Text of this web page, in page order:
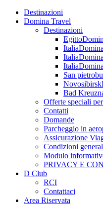
Destinazioni
Domina Travel
Destinazioni
Egitto
Italia
Italia
Italia
San
Novosibirsk
Bad
Offerte speciali
Contatti
Domande
Parcheggio in
Assicurazione
Condizioni
Modulo
PRIVACY E
D Club
RCI
Contattaci
Area Riservata